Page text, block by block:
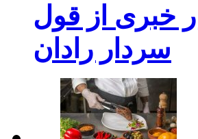
خبری از قول
سردار رادان